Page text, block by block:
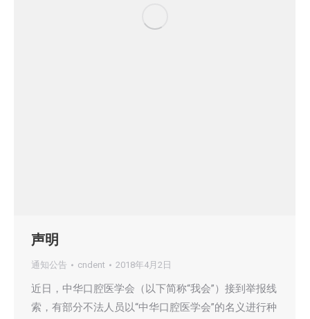
声明
通知公告 cndent 2018年4月2日
近日，中华口腔医学会（以下简称“我会”）接到举报线
索，有部分不法人员以“中华口腔医学会”的名义进行种